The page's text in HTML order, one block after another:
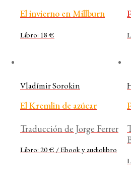
El invierno en Millburn
Libro: 18 €
Vladímir Sorokin
El Kremlin de azúcar
Traducción de Jorge Ferrer
Libro: 20 € / Ebook y audiolibro